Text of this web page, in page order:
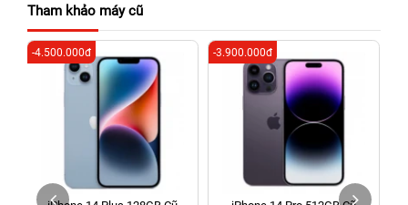
625 - 625A Âu Cơ, Tân Phú, Hồ Chí Minh (Quận Tân Phú cũ)
326 Lê Văn Việt, Tăng Nhơn Phú, Hồ Chí Minh (Q.9 TP. Thủ
Đức cũ)
256 Võ Văn Ngân, Thủ Đức, Hồ Chí Minh (Bình Thọ, TP. Thủ
70 Nguyễn An Ninh, Dĩ An, Hồ Chí Minh (Bình Dương Cũ)
24h Vũng Tàu: 162A Ba Cu, Vũng Tàu, Hồ Chí Minh (TP. Vũng
Tàu cũ)
Tham khảo máy cũ
-4.500.000đ -3.900.000đ